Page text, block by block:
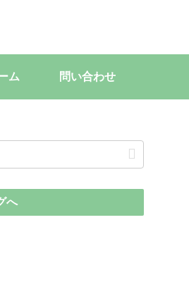
ム 問い合わせ
へ